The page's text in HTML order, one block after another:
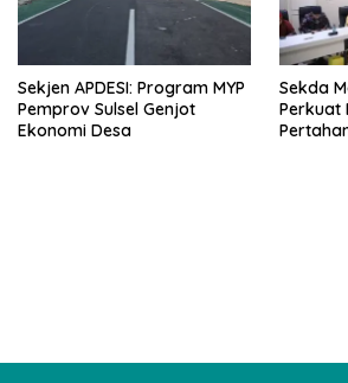
Sekjen APDESI: Program MYP
Pemprov Sulsel Genjot
Ekonomi Desa
Sekda
Perkuat